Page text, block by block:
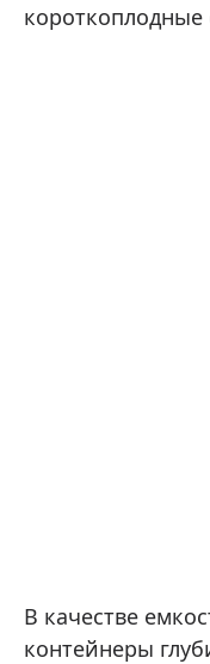
короткоплодные
В качестве
контейнеры